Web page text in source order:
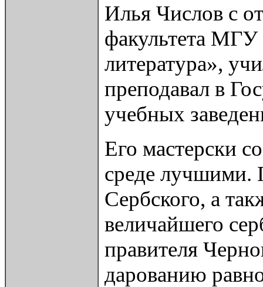
Илья Числов с
факультета
литература»,
преподавал в
учебных
Его мастерски
среде лучшими.
Сербского, а
величайшего
правителя
дарованию